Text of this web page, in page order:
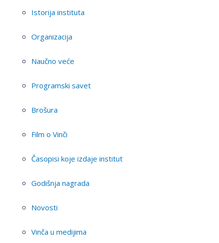
Istorija instituta
Organizacija
Naučno veće
Programski savet
Brošura
Film o Vinči
Časopisi koje izdaje institut
Godišnja nagrada
Novosti
Vinča u medijima